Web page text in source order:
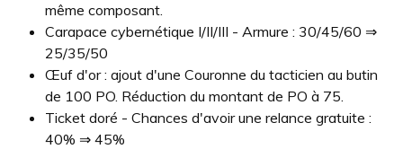
même composant.
Carapace cybernétique I/II/III - Armure : 30/45/60 ⇒
25/35/50
Œuf d'or : ajout d'une Couronne du tacticien au butin
de 100 PO. Réduction du montant de PO à 75.
Ticket doré - Chances d'avoir une relance gratuite :
40% ⇒ 45%